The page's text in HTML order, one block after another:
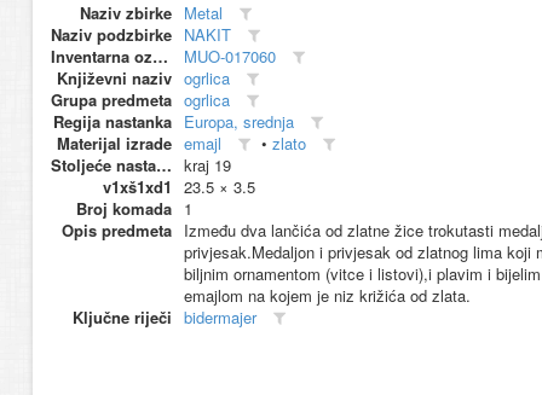
Naziv zbirke Metal
Naziv podzbirke NAKIT
Inventarna oznaka
MUO-017060
Književni naziv ogrlica
Grupa predmeta ogrlica
Regija nastanka Europa, srednja
Materijal izrade emajl • zlato
Stoljeće nastanka kraj 19
v1xš1xd1
23.5 × 3.5
Broj komada 1
Opis predmeta Između dva lančića od zlatne žice trokutasti
privjesak.Medaljon i privjesak od zlatnog lima
biljnim ornamentom (vitce i listovi),i plavim i
emajlom na kojem je niz križića od zlata.
Ključne riječi bidermajer